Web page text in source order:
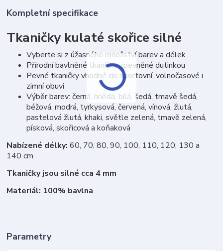
Kompletní specifikace
Tkaničky kulaté skořice silné
Vyberte si z úžasného množství barev a délek
Přírodní bavlněné tkaničky zpevněné dutinkou
Pevné tkaničky vhodné do sportovní, volnočasové i
zimní obuvi
Výběr barev: černá, hnědá, bílá, šedá, tmavě šedá,
béžová, modrá, tyrkysová, červená, vínová, žlutá,
pastelová žlutá, khaki, světle zelená, tmavě zelená,
písková, skořicová a koňaková
Nabízené délky: 60, 70, 80, 90, 100, 110, 120, 130 a
140 cm
Tkaničky jsou silné cca 4 mm
Materiál: 100% bavlna
Parametry